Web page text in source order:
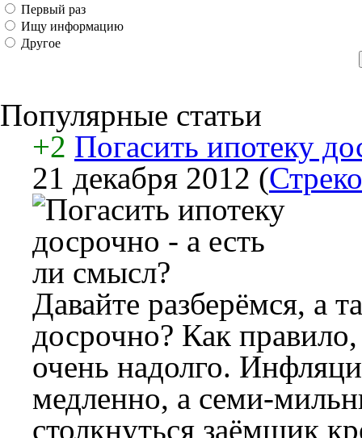
Первый раз
Ищу информацию
Другое
Популярные статьи
+2 Погасить ипотеку
21 декабря 2012 (
Давайте разберёмся, а
досрочно? Как
очень надолго.
медленно, а семи-
столкнуться заёмщик